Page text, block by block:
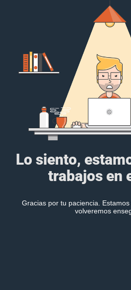
Lo siento,
trabajos en
Gracias por tu paciencia.
volveremos